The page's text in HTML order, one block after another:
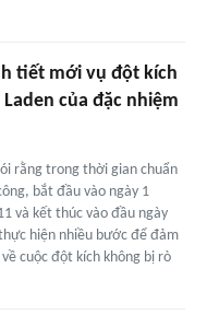
tiết mới vụ đột kích
của đặc nhiệm
rằng trong thời gian chuẩn
bắt đầu vào ngày 1
và kết thúc vào đầu ngày
hiện nhiều bước để đảm
cuộc đột kích không bị rò